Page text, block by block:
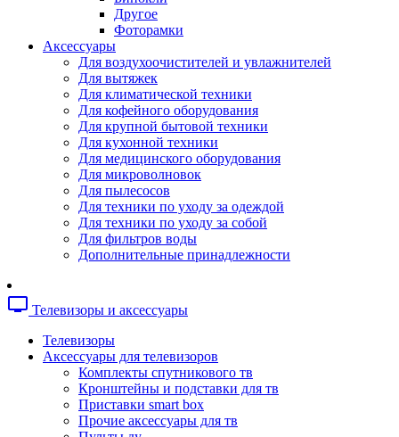
Чехлы для смартфонов
Аксессуары для смарт-часов
Аксессуары к планшетам для рисования
Офис
Принтеры лазерные
Принтеры струйные
Принтеры матричные
Мфу лазерные
Мфу струйные
Мфу светодиодные
Портативные принтеры
Принтеры для печати наклеек
Копировальные аппараты
Сканеры
Плоттеры
Ламинаторы
Телефония
Рации
Консоли для мини-атс
Системные телефоны
Телефоны
Телефоны dect
Другое
Фоторамки
Аксессуары
Для воздухоочистителей и увлажнителей
Для вытяжек
Для климатической техники
Для кофейного оборудования
Для крупной бытовой техники
Для кухонной техники
Для медицинского оборудования
Для микроволновок
Для пылесосов
Для техники по уходу за одеждой
Для техники по уходу за собой
Для фильтров воды
Дополнительные принадлежности
tv Телевизоры и аксессуары
Телевизоры
Аксессуары для телевизоров
Комплекты спутникового тв
Кронштейны и подставки для тв
Приставки smart box
Прочие аксессуары для тв